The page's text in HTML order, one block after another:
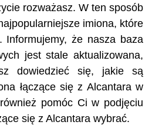
rozważasz. W ten sposób
imiona, które
Informujemy, że nasza baza
jest stale aktualizowana,
dowiedzieć się, jakie są
łączące się z Alcantara w
pomóc Ci w podjęciu
się z Alcantara wybrać.